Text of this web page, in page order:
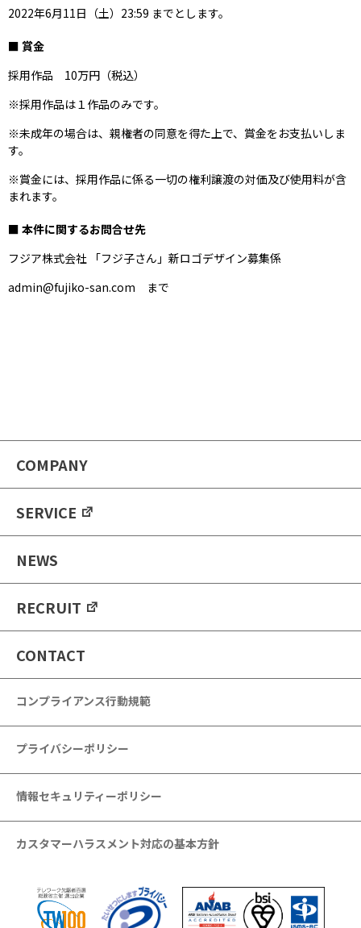
2022年6月11日（土）23:59 までとします。
■ 賞金
採用作品 10万円（税込）
※採用作品は１作品のみです。
※未成年の場合は、親権者の同意を得た上で、賞金をお支払いしま
す。
※賞金には、採用作品に係る一切の権利譲渡の対価及び使用料が含
まれます。
■ 本件に関するお問合せ先
フジア株式会社 「フジ子さん」新ロゴデザイン募集係
admin@fujiko-san.com まで
COMPANY
SERVICE
NEWS
RECRUIT
CONTACT
コンプライアンス行動規範
プライバシーポリシー
情報セキュリティーポリシー
カスタマーハラスメント対応の基本方針